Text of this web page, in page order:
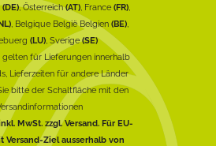
(DE), Österreich(AT), France (FR),
, Belgique België Belgien (BE),
(LU), Sverige(SE)
gelten für Lieferungen innerhalb
Lieferzeiten für andere Länder
bitte der Schaltfläche mit den
MwSt. zzgl. Versand. Für EU-
Versand-Ziel ausserhalb von